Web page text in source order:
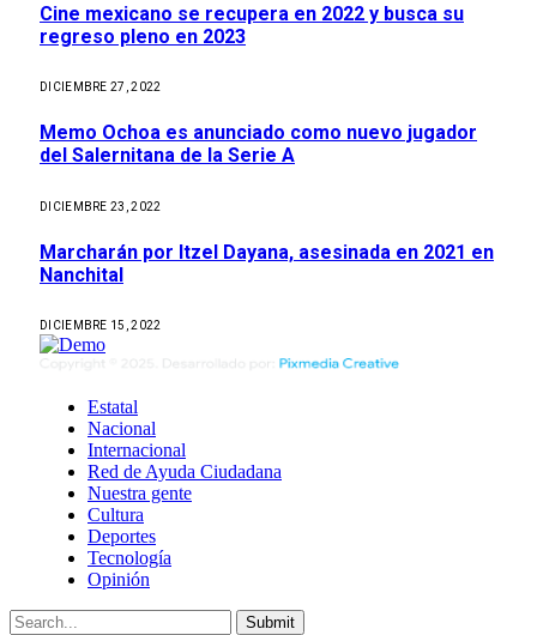
Cine mexicano se recupera en 2022 y busca su
regreso pleno en 2023
DICIEMBRE 27, 2022
Memo Ochoa es anunciado como nuevo jugador
del Salernitana de la Serie A
DICIEMBRE 23, 2022
Marcharán por Itzel Dayana, asesinada en 2021 en
Nanchital
DICIEMBRE 15, 2022
Estatal
Nacional
Internacional
Red de Ayuda Ciudadana
Nuestra gente
Cultura
Deportes
Tecnología
Opinión
Submit